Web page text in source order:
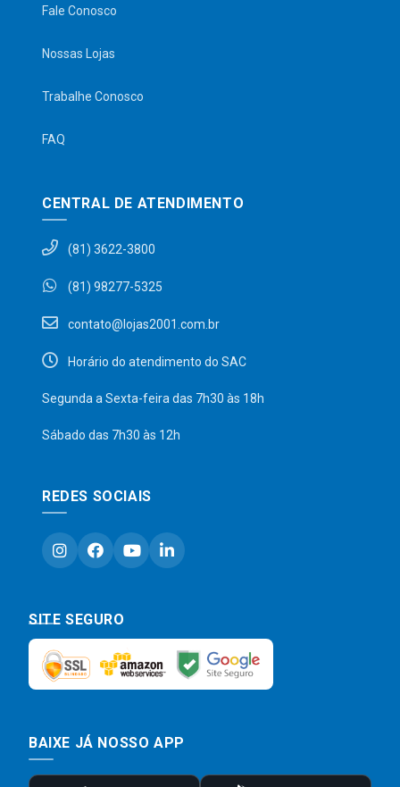
Fale Conosco
Nossas Lojas
Trabalhe Conosco
FAQ
CENTRAL DE ATENDIMENTO
(81) 3622-3800
(81) 98277-5325
contato@lojas2001.com.br
Horário do atendimento do SAC
Segunda a Sexta-feira das 7h30 às 18h
Sábado das 7h30 às 12h
REDES SOCIAIS
SITE SEGURO
BAIXE JÁ NOSSO APP